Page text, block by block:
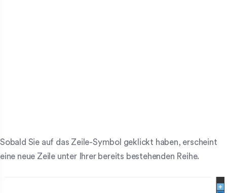
Sobald Sie auf das Zeile-Symbol geklickt haben, erscheint
eine neue Zeile unter Ihrer bereits bestehenden Reihe.